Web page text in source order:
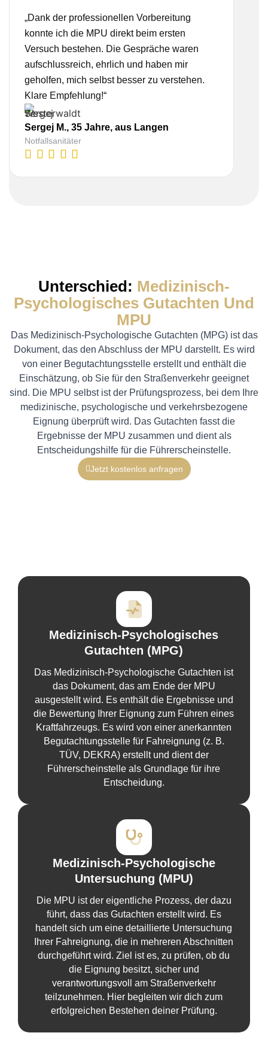
„Dank der professionellen Vorbereitung
konnte ich die MPU direkt beim ersten
Versuch bestehen. Die Gespräche waren
aufschlussreich, ehrlich und haben mir
geholfen, mich selbst besser zu verstehen.
Klare Empfehlung!“
Sergej M., 35 Jahre, aus Langen
Notfallsanitäter
Unterschied: Medizinisch-
Psychologisches Gutachten Und
MPU
Das Medizinisch-Psychologische Gutachten (MPG) ist das
Dokument, das den Abschluss der MPU darstellt. Es wird
von einer Begutachtungsstelle erstellt und enthält die
Einschätzung, ob Sie für den Straßenverkehr geeignet
sind. Die MPU selbst ist der Prüfungsprozess, bei dem Ihre
medizinische, psychologische und verkehrsbezogene
Eignung überprüft wird. Das Gutachten fasst die
Ergebnisse der MPU zusammen und dient als
Entscheidungshilfe für die Führerscheinstelle.
Jetzt kostenlos anfragen
Medizinisch-Psychologisches
Gutachten (MPG)
Das Medizinisch-Psychologische Gutachten ist
das Dokument, das am Ende der MPU
ausgestellt wird. Es enthält die Ergebnisse und
die Bewertung Ihrer Eignung zum Führen eines
Kraftfahrzeugs. Es wird von einer anerkannten
Begutachtungsstelle für Fahreignung (z. B.
TÜV, DEKRA) erstellt und dient der
Führerscheinstelle als Grundlage für ihre
Entscheidung.
Medizinisch-Psychologische
Untersuchung (MPU)
Die MPU ist der eigentliche Prozess, der dazu
führt, dass das Gutachten erstellt wird. Es
handelt sich um eine detaillierte Untersuchung
Ihrer Fahreignung, die in mehreren Abschnitten
durchgeführt wird. Ziel ist es, zu prüfen, ob du
die Eignung besitzt, sicher und
verantwortungsvoll am Straßenverkehr
teilzunehmen. Hier begleiten wir dich zum
erfolgreichen Bestehen deiner Prüfung.